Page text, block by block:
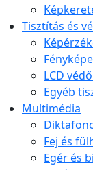
Tisztítás és
LCD
Egyéb
Multimédia
Fej és
Egér és